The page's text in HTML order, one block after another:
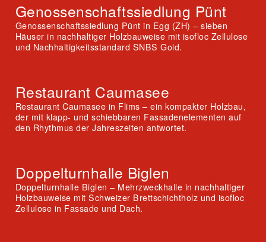
Genossenschaftssiedlung Pünt
Genossenschaftssiedlung Pünt in Egg (ZH) – sieben
Häuser in nachhaltiger Holzbauweise mit isofloc Zellulose
und Nachhaltigkeitsstandard SNBS Gold.
Restaurant Caumasee
Restaurant Caumasee in Flims – ein kompakter Holzbau,
der mit klapp- und schiebbaren Fassadenelementen auf
den Rhythmus der Jahreszeiten antwortet.
Doppelturnhalle Biglen
Doppelturnhalle Biglen – Mehrzweckhalle in nachhaltiger
Holzbauweise mit Schweizer Brettschichtholz und isofloc
Zellulose in Fassade und Dach.